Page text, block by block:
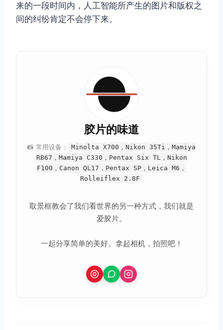
来的一段时间内，人工智能所产生的图片和版权之
间的纠纷肯定不会停下来。
胶片的味道
📸 常用设备：
Minolta X700，Nikon 35Ti，Mamiya
RB67，Mamiya C330，Pentax Six TL，Nikon
F100，Canon QL17，Pentax SP，Leica M6，
Rolleiflex 2.8F
取景框教会了我们看世界的另一种方式，我们就是
爱胶片。
一起分享简单的美好。拿起相机，拍照吧！